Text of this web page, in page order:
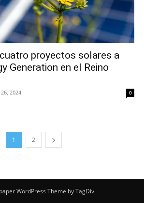
proyectos solares a
Generation en el Reino
2024 0
1 2
WordPress Theme by TagDiv